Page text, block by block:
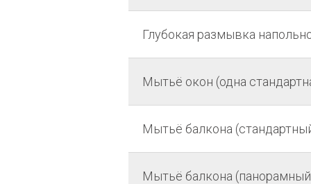
Глубокая размывка
Мытьё окон (одна
Мытьё балкона
Мытьё балкона